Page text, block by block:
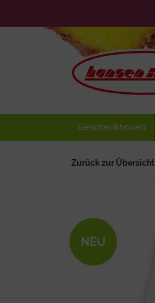
Geschenkboxen
Zurück zur Übersicht
NEU